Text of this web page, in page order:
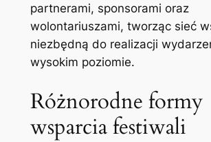
partnerami, sponsorami oraz
wolontariuszami, tworząc sieć
niezbędną do realizacji
wysokim poziomie.
Różnorodne formy
wsparcia festiwali